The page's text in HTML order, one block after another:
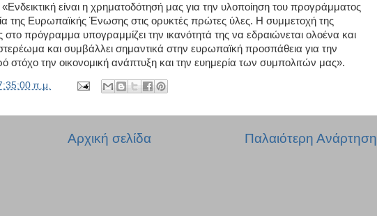
είναι η χρηματοδότησή μας για την υλοποίηση του προγράμματος
της Ευρωπαϊκής Ένωσης στις ορυκτές πρώτες ύλες. Η συμμετοχή της
στο πρόγραμμα υπογραμμίζει την ικανότητά της να εδραιώνεται ολοένα και
και συμβάλλει σημαντικά στην ευρωπαϊκή προσπάθεια για την
στόχο την οικονομική ανάπτυξη και την ευημερία των συμπολιτών μας».
π.μ.
Παλαιότερη Ανάρτηση
Αρχική σελίδα